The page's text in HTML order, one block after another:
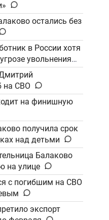
остались без
в России хотя
увольнения
на СВО
на финишную
получила срок
над детьми
Балаково
на улице
с погибшим на СВО
экспорт